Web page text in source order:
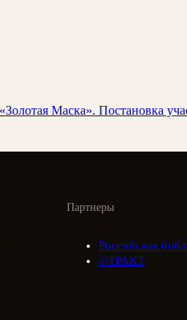
Маска». Постановка
Партнеры
Российская
///ТРАКТ